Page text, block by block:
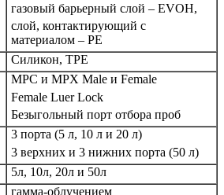
газовый барьерный слой – EVOH,
слой, контактирующий с
материалом – PE
Силикон, TPE
MPC и MPX Male и Female
Female Luer Lock
Безыгольный порт отбора проб
3 порта (5 л, 10 л и 20 л)
3 верхних и 3 нижних порта (50 л)
5л, 10л, 20л и 50л
гамма-облучением